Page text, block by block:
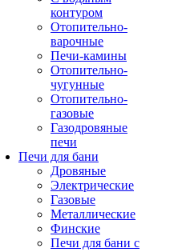
контуром
Отопительно-
варочные
Печи-камины
Отопительно-
чугунные
Отопительно-
газовые
Газодровяные
печи
Печи для бани
Дровяные
Электрические
Газовые
Металлические
Финские
Печи для бани с